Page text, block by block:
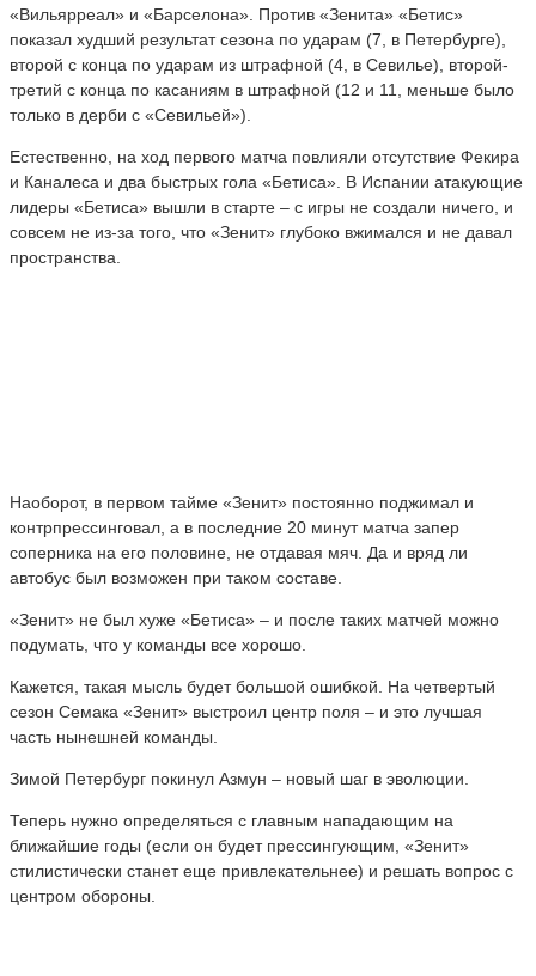
«Вильярреал» и «Барселона». Против «Зенита» «Бетис»
показал худший результат сезона по ударам (7, в Петербурге),
второй с конца по ударам из штрафной (4, в Севилье), второй-
третий с конца по касаниям в штрафной (12 и 11, меньше было
только в дерби с «Севильей»).
Естественно, на ход первого матча повлияли отсутствие Фекира
и Каналеса и два быстрых гола «Бетиса». В Испании атакующие
лидеры «Бетиса» вышли в старте – с игры не создали ничего, и
совсем не из-за того, что «Зенит» глубоко вжимался и не давал
пространства.
Наоборот, в первом тайме «Зенит» постоянно поджимал и
контрпрессинговал, а в последние 20 минут матча запер
соперника на его половине, не отдавая мяч. Да и вряд ли
автобус был возможен при таком составе.
«Зенит» не был хуже «Бетиса» – и после таких матчей можно
подумать, что у команды все хорошо.
Кажется, такая мысль будет большой ошибкой. На четвертый
сезон Семака «Зенит» выстроил центр поля – и это лучшая
часть нынешней команды.
Зимой Петербург покинул Азмун – новый шаг в эволюции.
Теперь нужно определяться с главным нападающим на
ближайшие годы (если он будет прессингующим, «Зенит»
стилистически станет еще привлекательнее) и решать вопрос с
центром обороны.